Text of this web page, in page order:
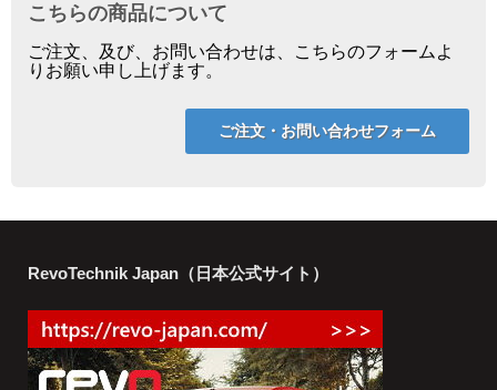
こちらの商品について
ご注文、及び、お問い合わせは、こちらのフォームよ
りお願い申し上げます。
ご注文・お問い合わせフォーム
RevoTechnik Japan（日本公式サイト）